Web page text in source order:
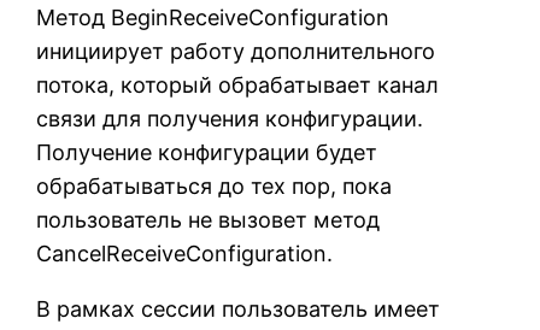
Метод BeginReceiveConfiguration
инициирует работу дополнительного
потока, который обрабатывает канал
связи для получения конфигурации.
Получение конфигурации будет
обрабатываться до тех пор, пока
пользователь не вызовет метод
CancelReceiveConfiguration.
В рамках сессии пользователь имеет